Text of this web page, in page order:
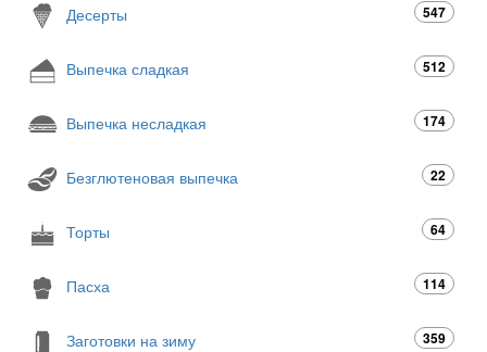
Десерты 547
Выпечка сладкая 512
Выпечка несладкая 174
Безглютеновая выпечка 22
Торты 64
Пасха 114
Заготовки на зиму 359